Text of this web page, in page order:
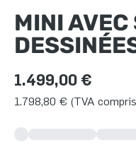
MINI
1.499,00 €
1.798,80 € (TVA